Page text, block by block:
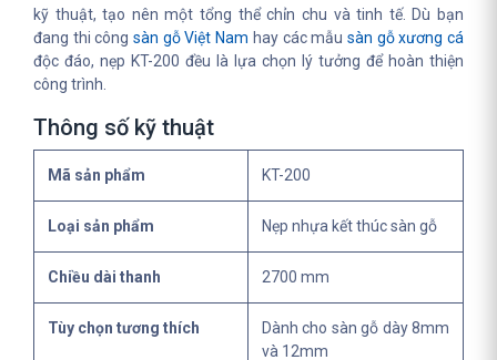
kỹ thuật, tạo nên một tổng thể chỉn chu và tinh tế. Dù bạn
đang thi côngsàn gỗ Việt Nam hay các mẫu sàn gỗ xương cá
độc đáo, nẹp KT-200 đều là lựa chọn lý tưởng để hoàn thiện
công trình.
Thông số kỹ thuật
Mã sản phẩm KT-200
Loại sản phẩm Nẹp nhựa kết thúc sàn gỗ
Chiều dài thanh 2700 mm
Tùy chọn tương thích
Dành cho sàn gỗ dày 8mm
và 12mm